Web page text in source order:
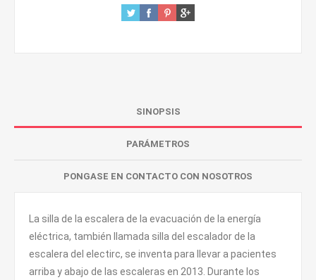
SINOPSIS
PARÁMETROS
PONGASE EN CONTACTO CON NOSOTROS
La silla de la escalera de la evacuación de la energía
eléctrica, también llamada silla del escalador de la
escalera del electirc, se inventa para llevar a pacientes
arriba y abajo de las escaleras en 2013. Durante los